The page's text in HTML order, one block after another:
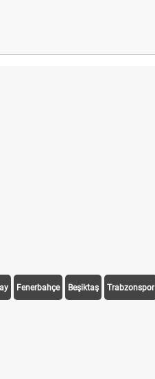
Fenerbahçe Beşiktaş Trabzonspor